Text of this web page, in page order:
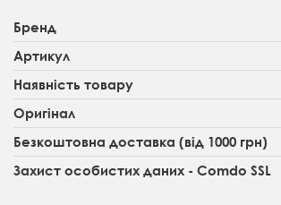
Бренд
Артикул
Наявність товару
Оригінал
Безкоштовна доставка (від 1000 грн)
Захист особистих даних - Comdo SSL